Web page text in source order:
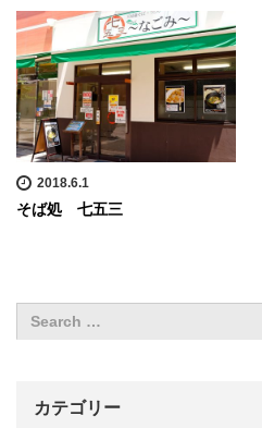
2018.6.1
そば処 七五三
カテゴリー